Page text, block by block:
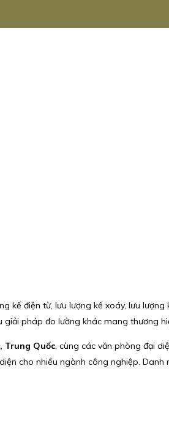
kế điện từ, lưu lượng kế xoáy, lưu lượng
pháp đo lường khác mang thương
Trung Quốc, cùng các văn phòng đại
cho nhiều ngành công nghiệp. Danh